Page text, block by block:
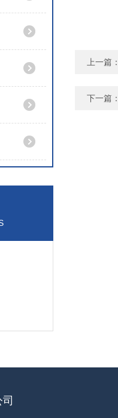
上一篇
下一篇